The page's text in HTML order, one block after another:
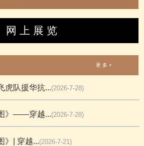
网 上 展 览
更 多 +
虎队援华抗...(2026-7-28)
》——穿越...(2026-7-28)
》| 穿越...(2026-7-21)